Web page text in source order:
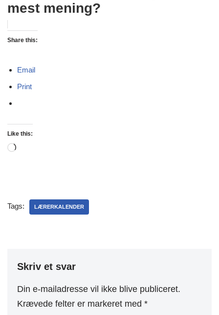
mest mening?
Share this:
Email
Print
Like this:
Tags: LÆRERKALENDER
Skriv et svar
Din e-mailadresse vil ikke blive publiceret.
Krævede felter er markeret med *